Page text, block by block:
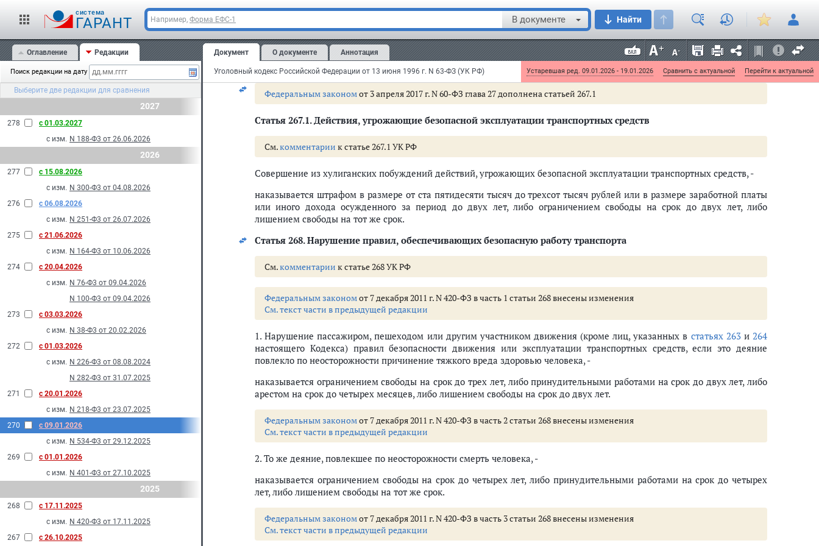
cистема
ГАРАНТ Например, Форма ЕФС-1 В документе Найти
Оглавление Редакции
Поиск редакции на дату
Выберите две редакции для сравнения
2027
278
с 01.03.2027
с изм. N 188-Ф3 от 26.06.2026
2026
277
с 15.08.2026
с изм. N 300-Ф3 от 04.08.2026
276
с 06.08.2026
с изм. N 251-Ф3 от 26.07.2026
275
с 21.06.2026
с изм. N 164-Ф3 от 10.06.2026
274
с 20.04.2026
с изм. N 76-Ф3 от 09.04.2026
N 100-Ф3 от 09.04.2026
273
с 03.03.2026
с изм. N 38-Ф3 от 20.02.2026
272
с 01.03.2026
с изм. N 226-Ф3 от 08.08.2024
N 282-Ф3 от 31.07.2025
271
с 20.01.2026
с изм. N 218-Ф3 от 23.07.2025
270
с 09.01.2026
с изм. N 534-Ф3 от 29.12.2025
269
с 01.01.2026
с изм. N 401-Ф3 от 27.10.2025
2025
268
с 17.11.2025
с изм. N 420-Ф3 от 17.11.2025
267
с 26.10.2025
Документ О документе Аннотация
Уголовный кодекс Российской Федерации от 13 июня 1996 г. N 63-ФЗ (УК РФ) Устаревшая ред. 09.01.2026 - 19.01.2026 Сравнить с актуальной Перейти к актуальной
лиц, -
наказываются лишением свободы на срок до десяти лет.
Примечание.Крупным ущербом в настоящей статье признается ущерб, сумма которого превышает один миллион
рублей.
Федеральным закономот 3 апреля 2017 г. N 60-ФЗ глава 27 дополнена статьей 267.1
Статья 267.1.Действия, угрожающие безопасной эксплуатации транспортных средств
См.комментарии к статье 267.1 УК РФ
Совершение из хулиганских побуждений действий, угрожающих безопасной эксплуатации транспортных средств, -
наказывается штрафом в размере от ста пятидесяти тысяч до трехсот тысяч рублей или в размере заработной платы
или иного дохода осужденного за период до двух лет, либо ограничением свободы на срок до двух лет, либо
лишением свободы на тот же срок.
Статья 268.Нарушение правил, обеспечивающих безопасную работу транспорта
См.комментарии к статье 268 УК РФ
Федеральным закономот 7 декабря 2011 г. N 420-ФЗ в часть 1 статьи 268 внесены изменения
См. текст части в предыдущей редакции
1. Нарушение пассажиром, пешеходом или другим участником движения (кроме лиц, указанных в статьях 263и264
настоящего Кодекса) правил безопасности движения или эксплуатации транспортных средств, если это деяние
повлекло по неосторожности причинение тяжкого вреда здоровью человека, -
наказывается ограничением свободы на срок до трех лет, либо принудительными работами на срок до двух лет, либо
арестом на срок до четырех месяцев, либо лишением свободы на срок до двух лет.
Федеральным закономот 7 декабря 2011 г. N 420-ФЗ в часть 2 статьи 268 внесены изменения
См. текст части в предыдущей редакции
2. То же деяние, повлекшее по неосторожности смерть человека, -
наказывается ограничением свободы на срок до четырех лет, либо принудительными работами на срок до четырех
лет, либо лишением свободы на тот же срок.
Федеральным закономот 7 декабря 2011 г. N 420-ФЗ в часть 3 статьи 268 внесены изменения
См. текст части в предыдущей редакции